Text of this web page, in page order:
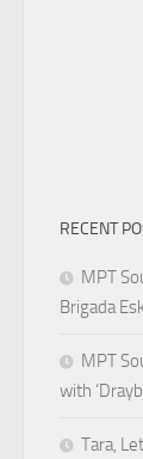
RECENT
MPT
Brigada
MPT
with
Tara,